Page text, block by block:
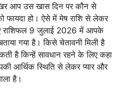
आप उस खास दिन पर कौन से
हो। ऐसे में मेष राशि से लेकर
राशिफल 9 जुलाई 2026 में आपके
गया है। किसे चेतावनी मिली है
है किन्हें सावधान रहने के लिए कहा
आर्थिक स्थिति से लेकर प्यार और
है।